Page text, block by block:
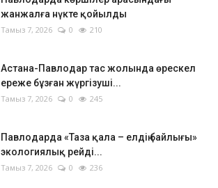
жанжалға нүкте қойылды
Тамыз 7, 2026 0 210
Астана-Павлодар тас жолында өрескел
ереже бұзған жүргізуші...
Тамыз 7, 2026 0 245
Павлодарда «Таза қала – елдің байлығы»
экологиялық рейді...
Тамыз 7, 2026 0 236